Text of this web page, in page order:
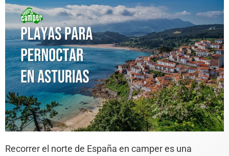
Recorrer el norte de España en camper es una